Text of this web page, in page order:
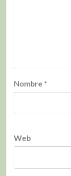
Nombre *
Web